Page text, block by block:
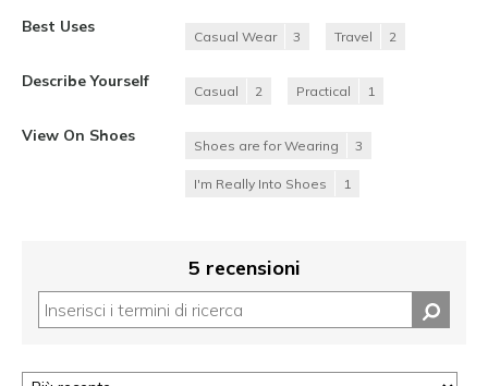
Best Uses
Casual Wear 3 Travel 2
Describe Yourself
Casual 2 Practical 1
View On Shoes
Shoes are for Wearing 3
I'm Really Into Shoes 1
5 recensioni